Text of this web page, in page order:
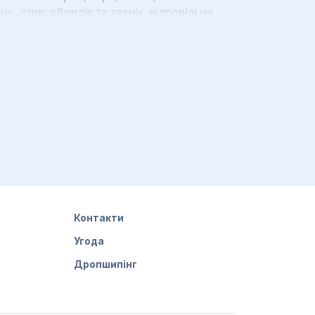
опис обрядів та технік, відповіді на
Контакти
Угода
Дропшипінг